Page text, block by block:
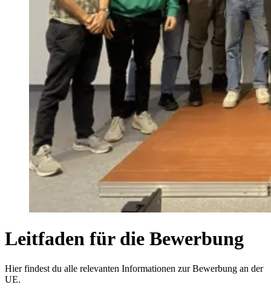
Leitfaden für die Bewerbung
Hier findest du alle relevanten Informationen zur Bewerbung an der
UE.